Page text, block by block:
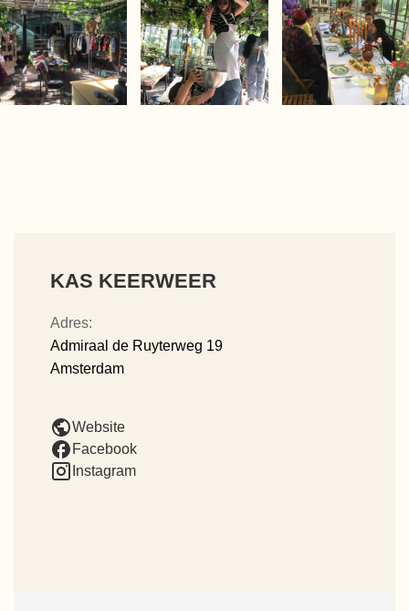
KAS KEERWEER
Adres:
Admiraal de Ruyterweg 19
Amsterdam
Website
Facebook
Instagram